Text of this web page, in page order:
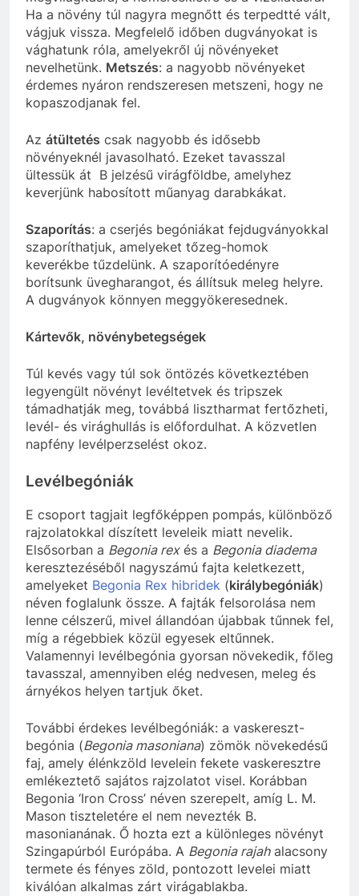
Ha a növény túl nagyra megnőtt és terpedtté vált,
vágjuk vissza. Megfelelő időben dugványokat is
vághatunk róla, amelyekről új növényeket
nevelhetünk. Metszés: a nagyobb növényeket
érdemes nyáron rendszeresen metszeni, hogy ne
kopaszodjanak fel.
Az átültetés csak nagyobb és idősebb
növényeknél javasolható. Ezeket tavasszal
ültessük át B jelzésű virágföldbe, amelyhez
keverjünk habosított műanyag darabkákat.
Szaporítás: a cserjés begóniákat fejdugványokkal
szaporíthatjuk, amelyeket tőzeg-homok
keverékbe tűzdelünk. A szaporítóedényre
borítsunk üvegharangot, és állítsuk meleg helyre.
A dugványok könnyen meggyökeresednek.
Kártevők, növénybetegségek
Túl kevés vagy túl sok öntözés következtében
legyengült növényt levéltetvek és tripszek
támadhatják meg, továbbá lisztharmat fertőzheti,
levél- és virághullás is előfordulhat. A közvetlen
napfény levélperzselést okoz.
Levélbegóniák
E csoport tagjait legfőképpen pompás, különböző
rajzolatokkal díszített leveleik miatt nevelik.
Elsősorban a Begonia rexés a Begonia diadema
keresztezéséből nagyszámú fajta keletkezett,
amelyeket Begonia Rex hibridek (királybegóniák)
néven foglalunk össze. A fajták felsorolása nem
lenne célszerű, mivel állandóan újabbak tűnnek fel,
míg a régebbiek közül egyesek eltűnnek.
Valamennyi levélbegónia gyorsan növekedik, főleg
tavasszal, amennyiben elég nedvesen, meleg és
árnyékos helyen tartjuk őket.
További érdekes levélbegóniák: a vaskereszt-
begónia (Begonia masoniana) zömök növekedésű
faj, amely élénkzöld levelein fekete vaskeresztre
emlékeztető sajátos rajzolatot visel. Korábban
Begonia ‘Iron Cross’ néven szerepelt, amíg L. M.
Mason tiszteletére el nem nevezték B.
masonianának. Ő hozta ezt a különleges növényt
Szingapúrból Európába. A Begonia rajahalacsony
termete és fényes zöld, pontozott levelei miatt
kiválóan alkalmas zárt virágablakba.